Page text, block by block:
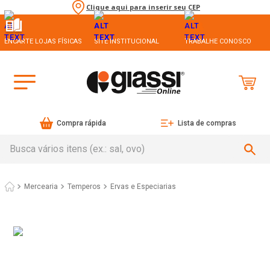
Clique aqui para inserir seu CEP
ENCARTE LOJAS FÍSICAS SITE INSTITUCIONAL TRABALHE CONOSCO
Compra rápida Lista de compras
Mercearia Temperos Ervas e Especiarias